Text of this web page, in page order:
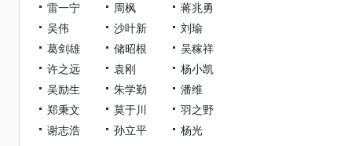
雷一宁
周枫
蒋兆勇
吴伟
沙叶新
刘瑜
葛剑雄
储昭根
吴稼祥
许之远
袁刚
杨小凯
吴励生
朱学勤
潘维
郑秉文
莫于川
羽之野
谢志浩
孙立平 杨光